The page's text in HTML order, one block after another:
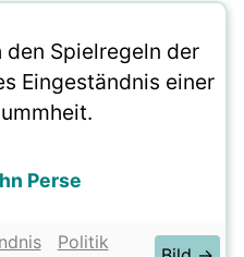
den Spielregeln der
Eingeständnis einer
Perse
Politik